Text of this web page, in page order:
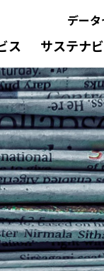
デー
ス サステナ